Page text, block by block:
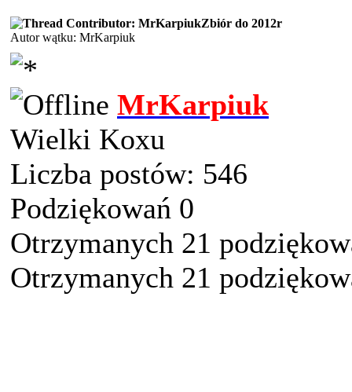
Zbiór do 2012r
Autor wątku: MrKarpiuk
MrKarpiuk
Wielki Koxu
Liczba postów: 546
Podziękowań 0
Otrzymanych 21
Otrzymanych 21